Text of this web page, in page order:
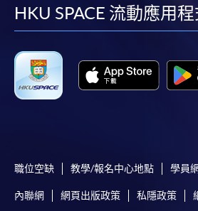
以上中文本純作參考之用，如內容與英
申請人可親臨學院任何一所報名中
（Alipay） 繳付學費。
facebook
HKU SPACE 流動應用
職位空缺 教學/報名中心地點 學員
內聯網 網頁出版政策 私隱政策